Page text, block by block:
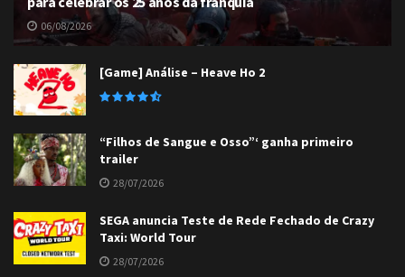
06/08/2026
[Game] Análise – Heave Ho 2
“Filhos de Sangue e Osso”‘ ganha primeiro
trailer
28/07/2026
SEGA anuncia Teste de Rede Fechado de Crazy
Taxi: World Tour
28/07/2026